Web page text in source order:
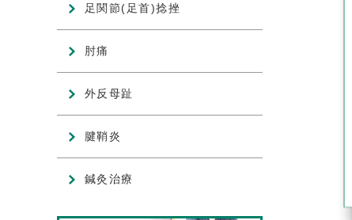
足関節(足首)捻挫
肘痛
外反母趾
腱鞘炎
鍼灸治療